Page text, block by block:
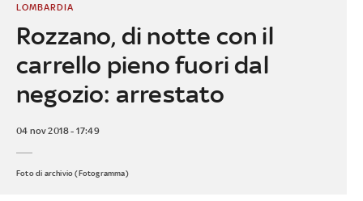
Rozzano, di notte con il
carrello pieno fuori dal
negozio: arrestato
LOMBARDIA
04 nov 2018 - 17:49
Foto di archivio (Fotogramma)